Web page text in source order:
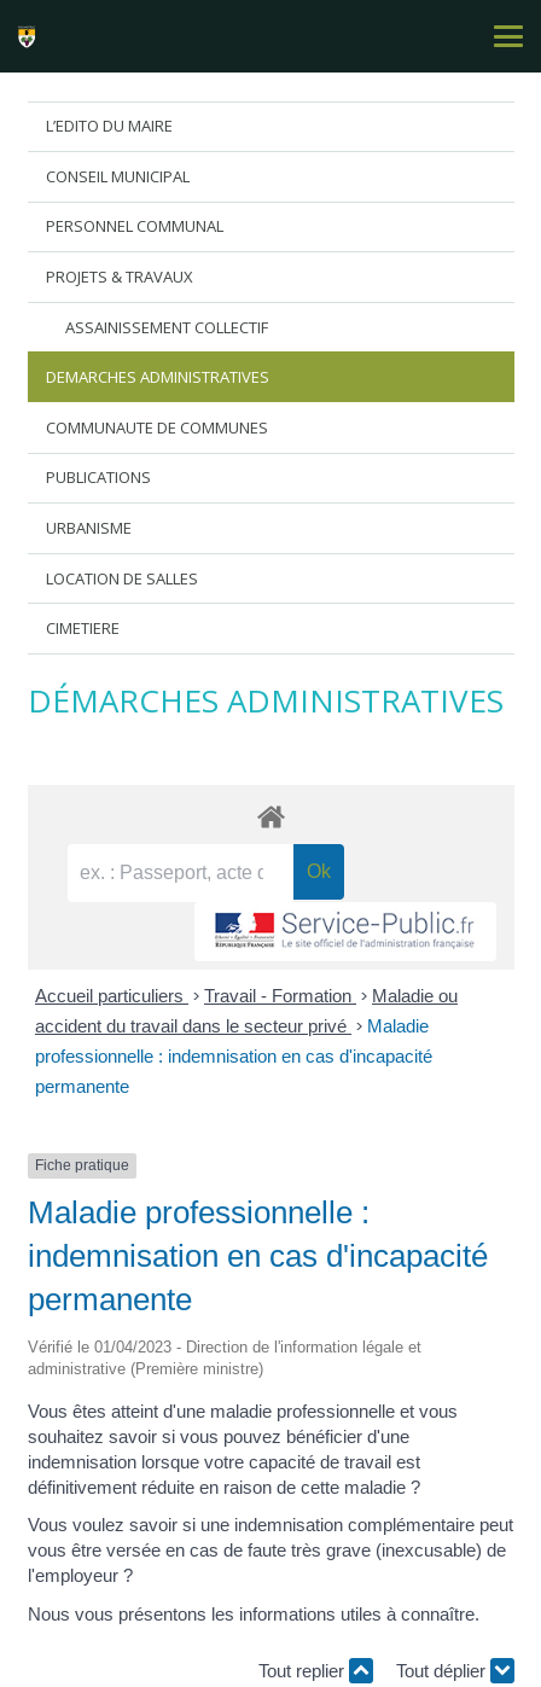
L’EDITO DU MAIRE
CONSEIL MUNICIPAL
PERSONNEL COMMUNAL
PROJETS & TRAVAUX
ASSAINISSEMENT COLLECTIF
DEMARCHES ADMINISTRATIVES
COMMUNAUTE DE COMMUNES
PUBLICATIONS
URBANISME
LOCATION DE SALLES
CIMETIERE
DÉMARCHES ADMINISTRATIVES
Accueil particuliers > Travail - Formation > Maladie ou
accident du travail dans le secteur privé > Maladie
professionnelle : indemnisation en cas d'incapacité
permanente
Fiche pratique
Maladie professionnelle :
indemnisation en cas d'incapacité
permanente
Vérifié le 01/04/2023 - Direction de l'information légale et
administrative (Première ministre)
Vous êtes atteint d'une maladie professionnelle et vous
souhaitez savoir si vous pouvez bénéficier d'une
indemnisation lorsque votre capacité de travail est
définitivement réduite en raison de cette maladie ?
Vous voulez savoir si une indemnisation complémentaire peut
vous être versée en cas de faute très grave (inexcusable) de
l'employeur ?
Nous vous présentons les informations utiles à connaître.
Tout replier Tout déplier